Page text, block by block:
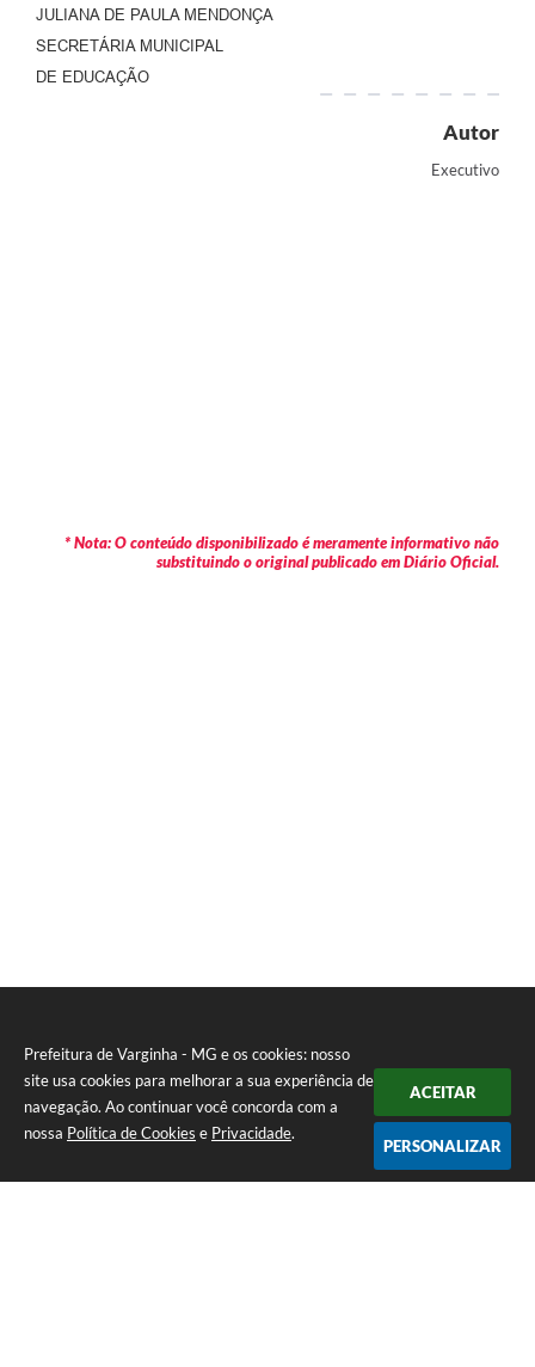
Prefeitura de Varginha - MG e os cookies: nosso
site usa cookies para melhorar a sua experiência de
navegação. Ao continuar você concorda com a
nossa Política de Cookies e Privacidade.
ACEITAR
PERSONALIZAR
JULIANA DE PAULA MENDONÇA
SECRETÁRIA MUNICIPAL
DE EDUCAÇÃO
Autor
Executivo
* Nota: O conteúdo disponibilizado é meramente informativo não
substituindo o original publicado em Diário Oficial.